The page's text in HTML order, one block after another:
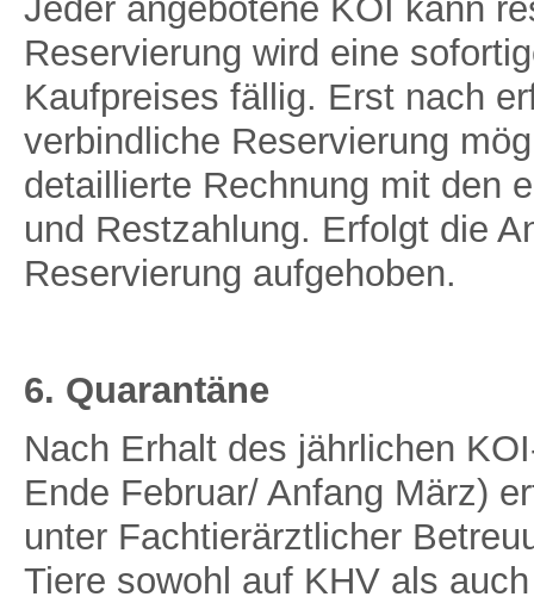
Jeder angebotene KOI kann
Reservierung wird eine
Kaufpreises fällig. Erst nach
verbindliche Reservierung
detaillierte Rechnung mit den
und Restzahlung. Erfolgt die
Reservierung aufgehoben.
6. Quarantäne
Nach Erhalt des jährlichen
Ende Februar/ Anfang März)
unter Fachtierärztlicher
Tiere sowohl auf KHV als